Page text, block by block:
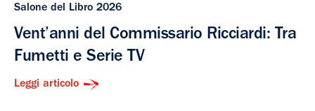
Salone del Libro 2026
Vent’anni del Commissario Ricciardi: Tra
Fumetti e Serie TV
Leggi articolo